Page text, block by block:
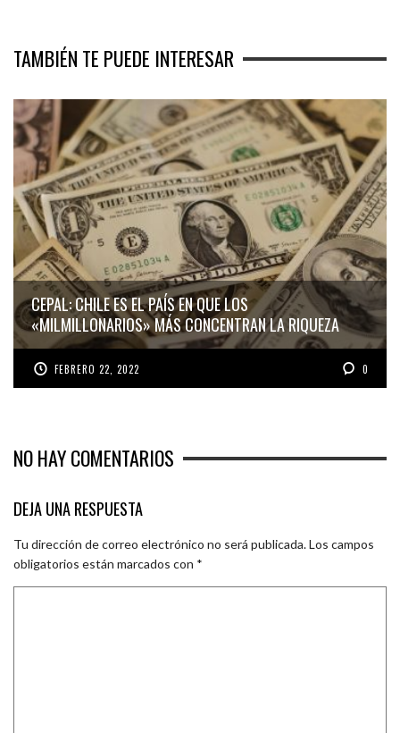
TAMBIÉN TE PUEDE INTERESAR
CEPAL: CHILE ES EL PAÍS EN QUE LOS
«MILMILLONARIOS» MÁS CONCENTRAN LA RIQUEZA
FEBRERO 22, 2022 0
NO HAY COMENTARIOS
DEJA UNA RESPUESTA
Tu dirección de correo electrónico no será publicada.Los campos
obligatorios están marcados con *